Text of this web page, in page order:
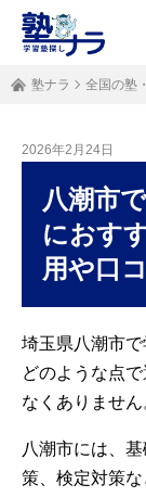
塾ナラ 全国の塾
2026年2月24日
八潮市
におす
用や口
埼玉県八潮市で
どのような点
なくありません
八潮市には、
策、検定対策